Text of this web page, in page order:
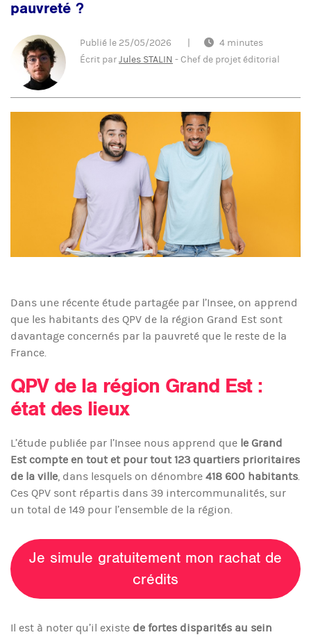
pauvreté ?
Publié le 25/05/2026 |
4 minutes
Écrit parJules STALIN -Chef de projet éditorial
Dans une récente étude partagée par l’Insee, on apprend
que les habitants des QPV de la région Grand Est sont
davantage concernés par la pauvreté que le reste de la
France.
QPV de la région Grand Est :
état des lieux
L’étude publiée par l’Insee nous apprend que le Grand
Est compte en tout et pour tout 123 quartiers prioritaires
de la ville, dans lesquels on dénombre 418 600 habitants.
Ces QPV sont répartis dans 39 intercommunalités, sur
un total de 149 pour l’ensemble de la région.
Je simule gratuitement mon rachat de
crédits
Il est à noter qu’il existe de fortes disparités au sein